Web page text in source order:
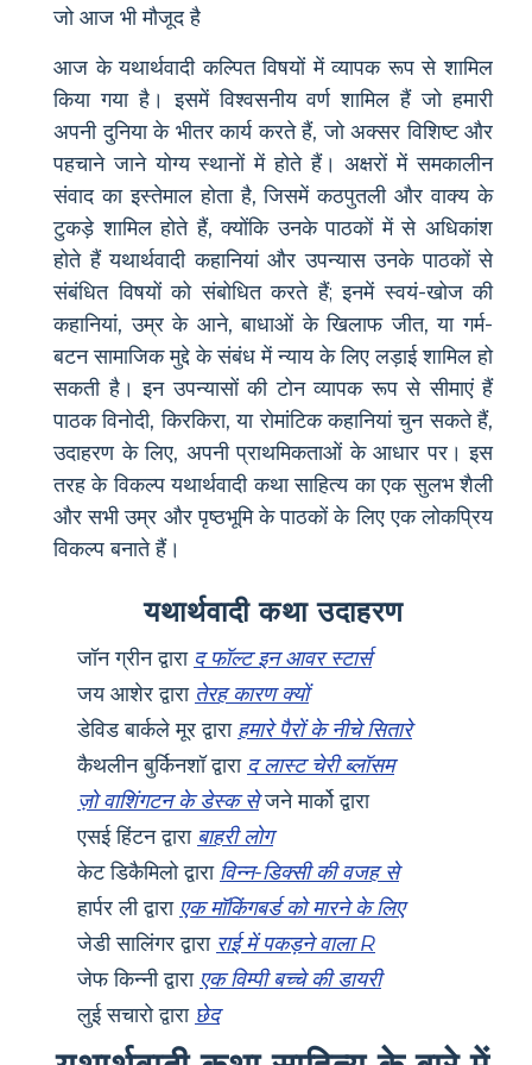
जो आज भी मौजूद है
आज के यथार्थवादी कल्पित विषयों में व्यापक रूप से शामिल
किया गया है। इसमें विश्वसनीय वर्ण शामिल हैं जो हमारी
अपनी दुनिया के भीतर कार्य करते हैं, जो अक्सर विशिष्ट और
पहचाने जाने योग्य स्थानों में होते हैं। अक्षरों में समकालीन
संवाद का इस्तेमाल होता है, जिसमें कठपुतली और वाक्य के
टुकड़े शामिल होते हैं, क्योंकि उनके पाठकों में से अधिकांश
होते हैं यथार्थवादी कहानियां और उपन्यास उनके पाठकों से
संबंधित विषयों को संबोधित करते हैं; इनमें स्वयं-खोज की
कहानियां, उम्र के आने, बाधाओं के खिलाफ जीत, या गर्म-
बटन सामाजिक मुद्दे के संबंध में न्याय के लिए लड़ाई शामिल हो
सकती है। इन उपन्यासों की टोन व्यापक रूप से सीमाएं हैं
पाठक विनोदी, किरकिरा, या रोमांटिक कहानियां चुन सकते हैं,
उदाहरण के लिए, अपनी प्राथमिकताओं के आधार पर। इस
तरह के विकल्प यथार्थवादी कथा साहित्य का एक सुलभ शैली
और सभी उम्र और पृष्ठभूमि के पाठकों के लिए एक लोकप्रिय
विकल्प बनाते हैं।
यथार्थवादी कथा उदाहरण
जॉन ग्रीन द्वारा द फॉल्ट इन आवर स्टार्स
जय आशेर द्वारा तेरह कारण क्यों
डेविड बार्कले मूर द्वारा हमारे पैरों के नीचे सितारे
कैथलीन बुर्किनशॉ द्वारा द लास्ट चेरी ब्लॉसम
ज़ो वाशिंगटन के डेस्क सेजने मार्को द्वारा
एसई हिंटन द्वारा बाहरी लोग
केट डिकैमिलो द्वारा विन्न-डिक्सी की वजह से
हार्पर ली द्वारा एक मॉकिंगबर्ड को मारने के लिए
जेडी सालिंगर द्वारा राई में पकड़ने वाला R
जेफ किन्नी द्वारा एक विम्पी बच्चे की डायरी
लुई सचारो द्वारा छेद